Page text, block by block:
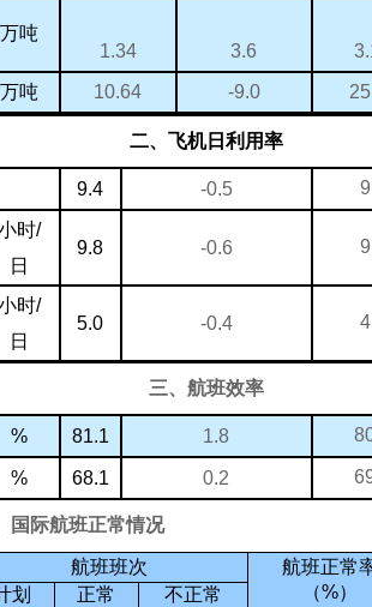
万吨
1.34
3.6
万吨 10.64 -9.0
二、飞机日利用率
9.4 -0.5
时/
日
9.8 -0.6
时/
日
5.0 -0.4
三、航班效率
% 81.1 1.8
% 68.1 0.2
国际航班正常情况
航班班次
航班正常
（%）
划 正常
不正常